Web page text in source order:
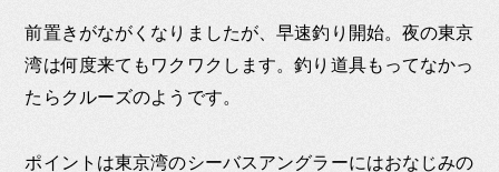
前置きがながくなりましたが、早速釣り開始。夜の東京
湾は何度来てもワクワクします。釣り道具もってなかっ
たらクルーズのようです。
ポイントは東京湾のシーバスアングラーにはおなじみの